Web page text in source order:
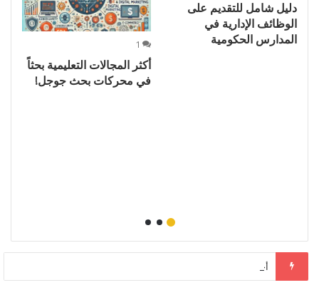
دليل شامل للتقديم على
الوظائف الإدارية في
المدارس الحكومية
1
أكثر المجالات التعليمية بحثاً
في محركات بحث جوجل!
أخطاء يومية تدمر بشرتك دون أن تشعري